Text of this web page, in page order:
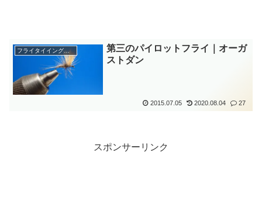
フライタイイング勉強中
第三のパイロットフライ｜オーガ
ストダン
2015.07.05 2020.08.04 27
スポンサーリンク